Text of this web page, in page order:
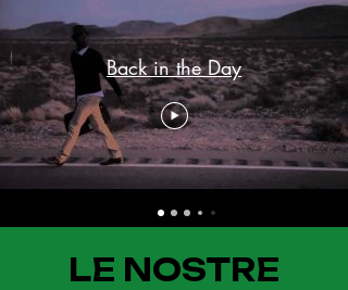
Back in the Day
LE NOSTRE